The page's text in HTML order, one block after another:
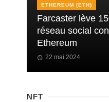
ETHEREUM (ETH)
Farcaster lève
réseau social
Ethereum
22 mai 2024
NFT